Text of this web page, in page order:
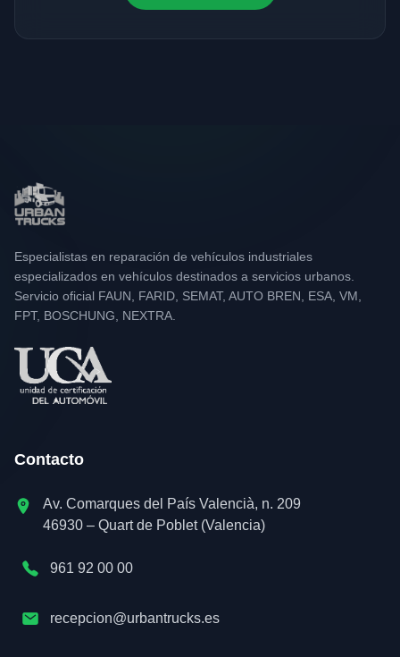
Especialistas en reparación de vehículos industriales
especializados en vehículos destinados a servicios urbanos.
Servicio oficial FAUN, FARID, SEMAT, AUTO BREN, ESA, VM,
FPT, BOSCHUNG, NEXTRA.
Contacto
Av. Comarques del País Valencià, n. 209
46930 – Quart de Poblet (Valencia)
961 92 00 00
recepcion@urbantrucks.es